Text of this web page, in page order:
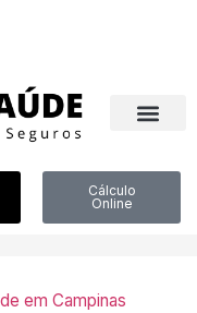
Cálculo
Online
em Campinas